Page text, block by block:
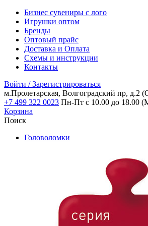
Бизнес сувениры с лого
Игрушки оптом
Бренды
Оптовый прайс
Доставка и Оплата
Схемы и инструкции
Контакты
Войти / Зарегистрироваться
м.Пролетарская, Волгоградский пр, д.2
+7 499 322 0023 Пн-Пт с 10.00 до 18.00
Корзина
Поиск
Головоломки